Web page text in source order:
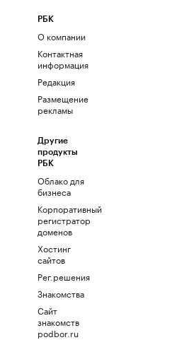
РБК
О компании
Контактная
информация
Редакция
Размещение
рекламы
Другие
продукты
РБК
Облако для
бизнеса
Корпоративный
регистратор
доменов
Хостинг
сайтов
Рег.решения
Знакомства
Сайт
знакомств
podbor.ru